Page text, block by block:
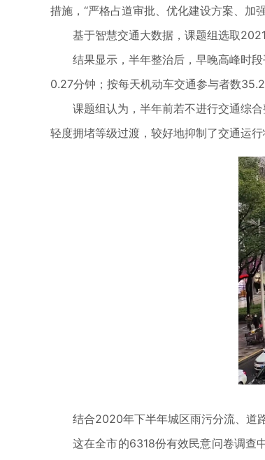
措施，“严格占道审批、优化建设方案、加
基于智慧交通大数据，课题组选取
结果显示，半年整治后，早晚高峰时
0.27分钟；按每天机动车交通参与者数
课题组认为，半年前若不进行交通综
轻度拥堵等级过渡，较好地抑制了交通运
结合2020年下半年城区雨污分流、道
这在全市的6318份有效民意问卷调查